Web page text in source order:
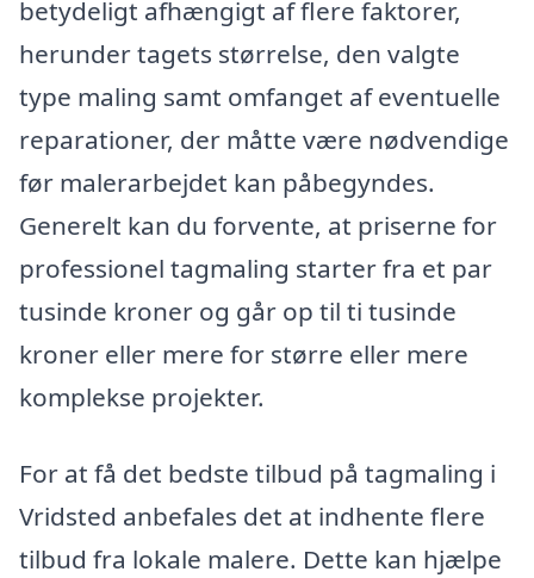
betydeligt afhængigt af flere faktorer,
herunder tagets størrelse, den valgte
type maling samt omfanget af eventuelle
reparationer, der måtte være nødvendige
før malerarbejdet kan påbegyndes.
Generelt kan du forvente, at priserne for
professionel tagmaling starter fra et par
tusinde kroner og går op til ti tusinde
kroner eller mere for større eller mere
komplekse projekter.
For at få det bedste tilbud på tagmaling i
Vridsted anbefales det at indhente flere
tilbud fra lokale malere. Dette kan hjælpe